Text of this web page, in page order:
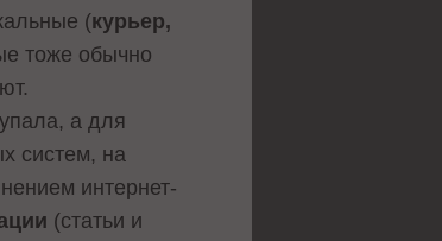
(курьер,
тоже обычно
а для
систем, на
интернет-
(статьи и